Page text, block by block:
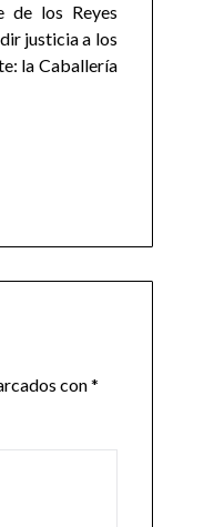
de los Reyes
justicia a los
la Caballería
con*